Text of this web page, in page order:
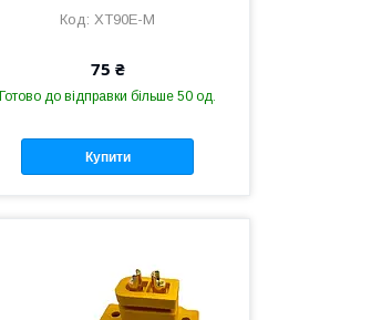
XT90E-M
75 ₴
Готово до відправки більше 50 од.
Купити